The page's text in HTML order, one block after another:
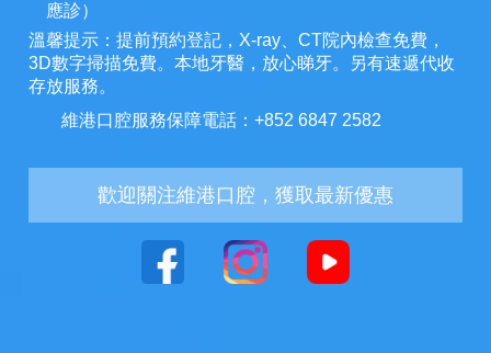
應診）
溫馨提示：提前預約登記，X-ray、CT院內檢查免費，
3D數字掃描免費。本地牙醫，放心睇牙。另有速遞代收
存放服務。
維港口腔服務保障電話：+852 6847 2582
歡迎關注維港口腔，獲取最新優惠